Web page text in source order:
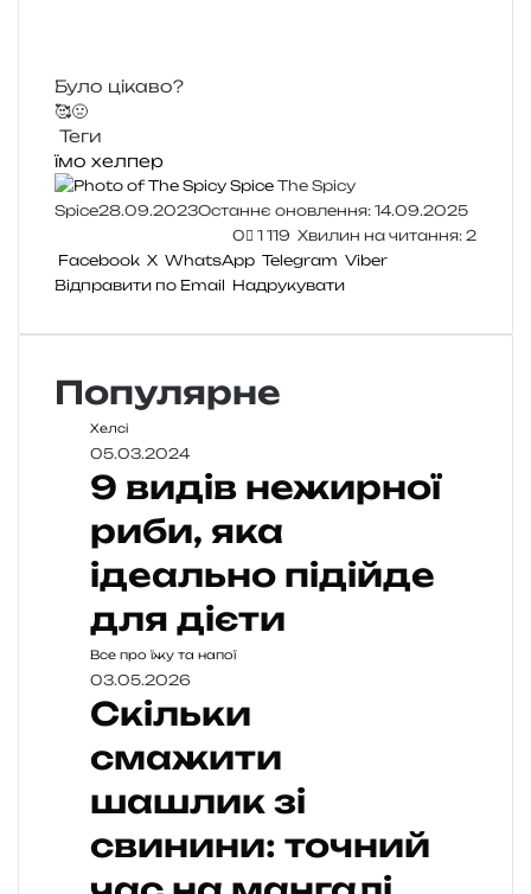
Було цікаво?
🥰🤢
Теги
їмо хелпер
The Spicy
Spice28.09.2023Останнє оновлення: 14.09.2025
0
1 119 Хвилин на читання: 2
Facebook X WhatsApp Telegram Viber
Відправити по Email Надрукувати
Популярне
Хелсі
05.03.2024
9 видів нежирної
риби, яка
ідеально підійде
для дієти
Все про їжу та напої
03.05.2026
Скільки
смажити
шашлик зі
свинини: точний